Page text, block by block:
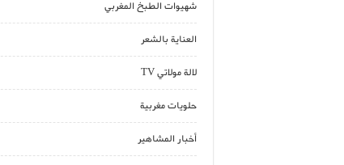
شهيوات الطبخ المغربي
العناية بالشعر
لالة مولاتي TV
حلويات مغربية
أخبار المشاهير